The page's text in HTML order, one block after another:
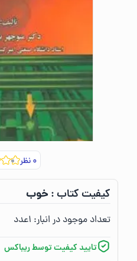
۰نظر
کیفیت کتاب :‌خوب
تعداد موجود در انبار:‌ ۱عدد
تایید کیفیت توسط ریباکس